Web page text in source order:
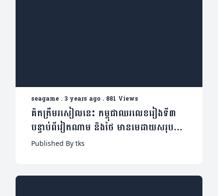
seagame . 3 years ago . 881 Views
គិតត្រឹមរសៀលនេះ កម្ពុជាឈរលេខរៀងទី៣
បន្ទាប់ពីវៀតណាម និងថៃ មានមេដាយសរុប
១៣៩គ្រឿង ក្នុងនោះមាសចំនួន៤៨, ប្រាក់
Published By tks